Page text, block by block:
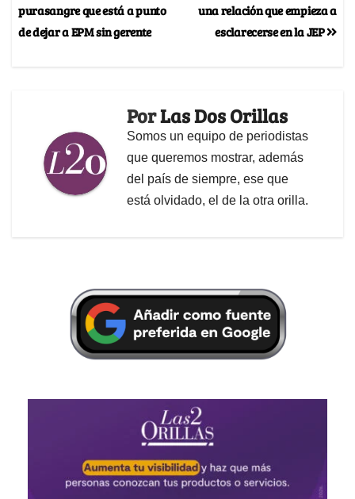
una relación que empieza a
esclarecerse en la JEP
purasangre que está a punto
de dejar a EPM sin gerente
PorLas Dos Orillas
Somos un equipo de periodistas
que queremos mostrar, además
del país de siempre, ese que
está olvidado, el de la otra orilla.